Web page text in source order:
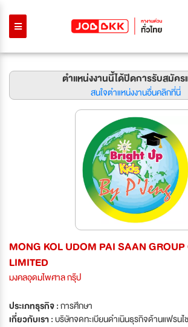
ตำแหน่งงานนี้ได้ปิดการรับสมัคร
สนใจตำแหน่งงานอื่นคลิกที่นี่
MONG KOL UDOM PAI SAAN
LIMITED
มงคลอุดมไพศาล กรุ๊ป
ประเภทธุรกิจ :การศึกษา
เกี่ยวกับเรา :บริษัทจดทะเบียนดำเนินธุรกิจด้านแฟรนไ